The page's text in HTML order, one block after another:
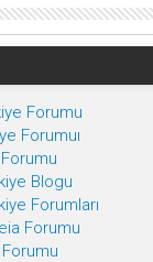
Forumu
Forumuı
Blogu
Forumları
Forumu